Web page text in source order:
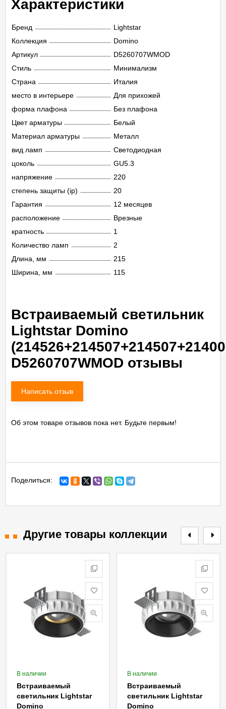
Характеристики
Бренд
Lightstar
Коллекция
Domino
Артикул
D5260707WMOD
Стиль
Минимализм
Страна
Италия
место в интерьере
Для прихожей
форма плафона
Без плафона
Цвет арматуры
Белый
Материал арматуры
Металл
вид ламп
Светодиодная
цоколь
GU5.3
напряжение
220
степень защиты (ip)
20
Гарантия
12 месяцев
расположение
Врезные
кратность
1
Количество ламп
2
Длина, мм
215
Ширина, мм
115
Встраиваемый светильник
Lightstar Domino
D5260707WMOD отзывы
Написать отзыв
Об этом товаре отзывов пока нет. Будьте первым!
Поделиться:
Другие товары коллекции
В наличии
Встраиваемый
светильник Lightstar
Domino
В наличии
Встраиваемый
светильник Lightstar
Domino